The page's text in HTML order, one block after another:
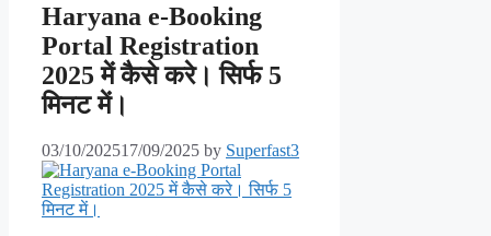
Haryana e-Booking
Portal Registration
2025 में कैसे करे। सिर्फ 5
मिनट में।
03/10/202517/09/2025 by Superfast3